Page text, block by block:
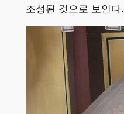
조성된 것으로 보인다.